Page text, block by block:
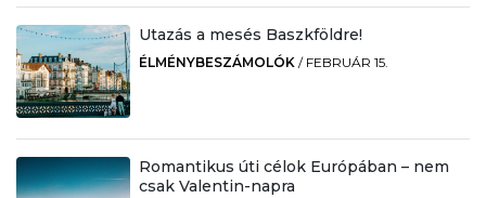
Utazás a mesés Baszkföldre!
ÉLMÉNYBESZÁMOLÓK / FEBRUÁR 15.
Romantikus úti célok Európában – nem
csak Valentin-napra